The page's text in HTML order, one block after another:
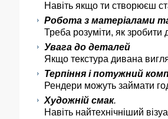
Навіть якщо ти створюєш
Робота з матеріалами
Треба розуміти, як
Увага до деталей
Якщо текстура дивана
Терпіння і потужний
Рендери можуть займати
Художній смак.
Навіть найтехнічніший